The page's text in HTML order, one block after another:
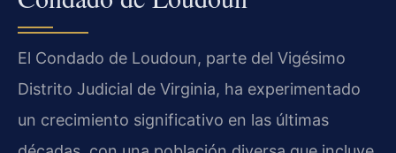
El Condado de Loudoun, parte del Vigésimo
Distrito Judicial de Virginia, ha experimentado
un crecimiento significativo en las últimas